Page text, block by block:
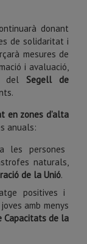
donant
de solidaritat i
mesures de
i avaluació,
del Segell de
en zones d’alta
anuals:
les persones
naturals,
de la Unió.
positives i
amb menys
Capacitats de la